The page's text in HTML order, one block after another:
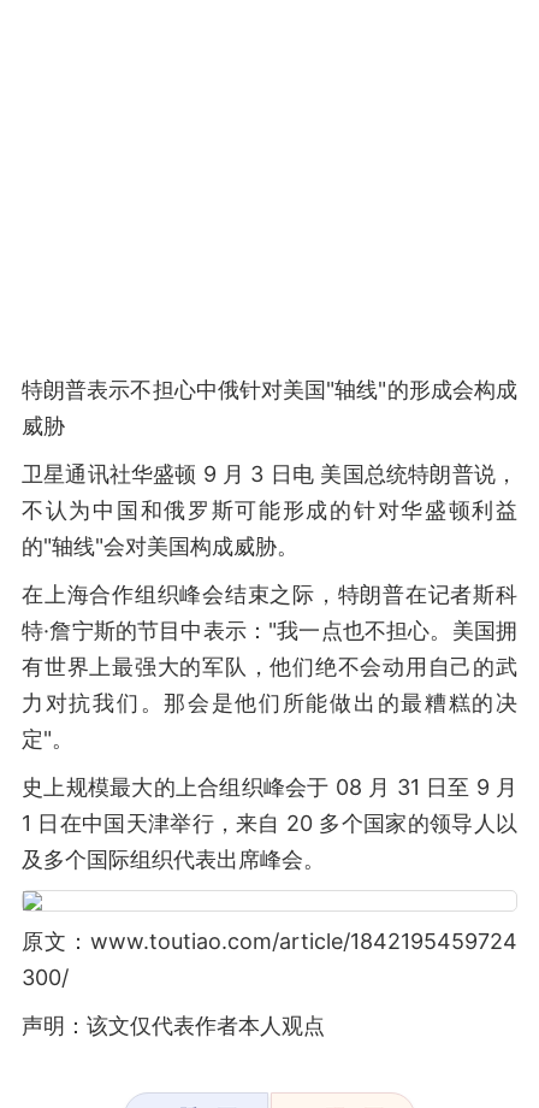
特朗普表示不担心中俄针对美国"轴线"的形成会构成
威胁
卫星通讯社华盛顿 9 月 3 日电 美国总统特朗普说，
不认为中国和俄罗斯可能形成的针对华盛顿利益
的"轴线"会对美国构成威胁。
在上海合作组织峰会结束之际，特朗普在记者斯科
特·詹宁斯的节目中表示："我一点也不担心。美国拥
有世界上最强大的军队，他们绝不会动用自己的武
力对抗我们。那会是他们所能做出的最糟糕的决
定"。
史上规模最大的上合组织峰会于 08 月 31 日至 9 月
1 日在中国天津举行，来自 20 多个国家的领导人以
及多个国际组织代表出席峰会。
原文：www.toutiao.com/article/1842195459724
300/
声明：该文仅代表作者本人观点